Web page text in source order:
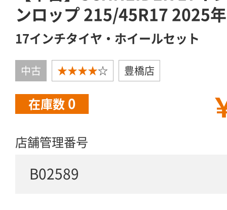
ンロップ 215/45R17 2025
17インチタイヤ・ホイールセット
中古 ★★★★☆ 豊橋店
在庫数 0
店舗管理番号
B02589